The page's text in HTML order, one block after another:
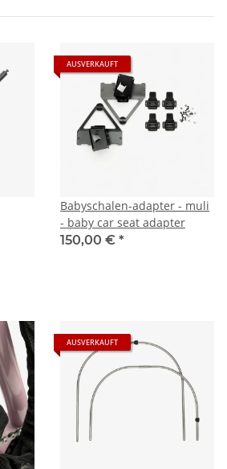
AUSVERKAUFT
Babyschalen-adapter - muli
- baby car seat adapter
150,00 € *
AUSVERKAUFT